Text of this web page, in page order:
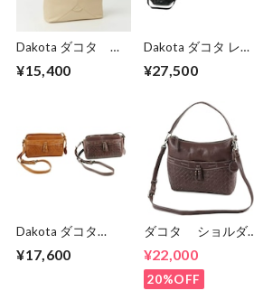
Dakota ダコタ ボ
ーバッグ 1034910
¥15,400
Dakota ダコタ レデ
ショルダーバッグ
¥27,500
Dakota ダコタ
ス ネルソン ショ
¥17,600
ダコタ ショルダ
革 レディース DA-
1034131
¥22,000
20%OFF